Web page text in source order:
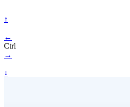
↑
←
Ctrl
→
↓